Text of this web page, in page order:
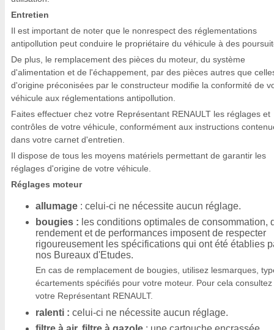
Entretien
Il est important de noter que le nonrespect des réglementations
antipollution peut conduire le propriétaire du véhicule à des
De plus, le remplacement des pièces du moteur, du système
d'alimentation et de l'échappement, par des pièces autres que
d'origine préconisées par le constructeur modifie la conformité de
véhicule aux réglementations antipollution.
Faites effectuer chez votre Représentant RENAULT les réglages et
contrôles de votre véhicule, conformément aux instructions
dans votre carnet d'entretien.
Il dispose de tous les moyens matériels permettant de garantir les
réglages d'origine de votre véhicule.
Réglages moteur
allumage : celui-ci ne nécessite aucun réglage.
bougies : les conditions optimales de consommation,
rendement et de performances imposent de respecter
rigoureusement les spécifications qui ont été établies
nos Bureaux d'Etudes.
En cas de remplacement de bougies, utilisez lesmarques,
écartements spécifiés pour votre moteur. Pour cela consultez
votre Représentant RENAULT.
ralenti : celui-ci ne nécessite aucun réglage.